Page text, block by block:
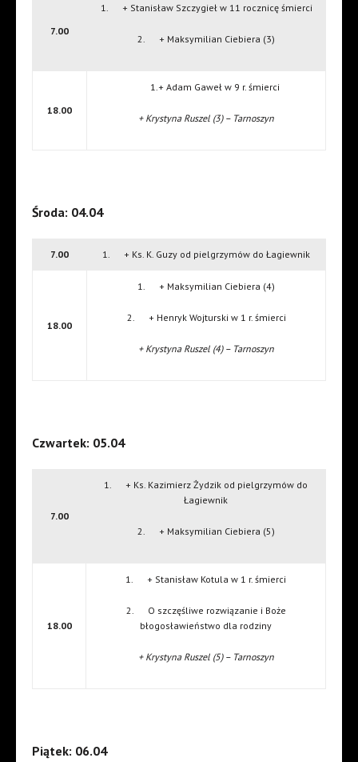
7.00
1. + Stanisław Szczygieł w 11 rocznicę śmierci
2. + Maksymilian Ciebiera (3)
18.00
1.+ Adam Gaweł w 9 r. śmierci
+ Krystyna Ruszel (3) – Tarnoszyn
Środa: 04.04
7.00 1. + Ks. K. Guzy od pielgrzymów do Łagiewnik
18.00
1. + Maksymilian Ciebiera (4)
2. + Henryk Wojturski w 1 r. śmierci
+ Krystyna Ruszel (4) – Tarnoszyn
Czwartek: 05.04
7.00
1. + Ks. Kazimierz Żydzik od pielgrzymów do
Łagiewnik
2. + Maksymilian Ciebiera (5)
18.00
1. + Stanisław Kotula w 1 r. śmierci
2. O szczęśliwe rozwiązanie i Boże
błogosławieństwo dla rodziny
+ Krystyna Ruszel (5) – Tarnoszyn
Piątek: 06.04